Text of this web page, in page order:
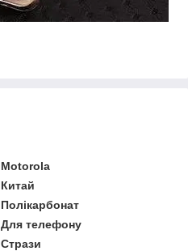
Motorola
Китай
Полікарбонат
Для телефону
Стрази